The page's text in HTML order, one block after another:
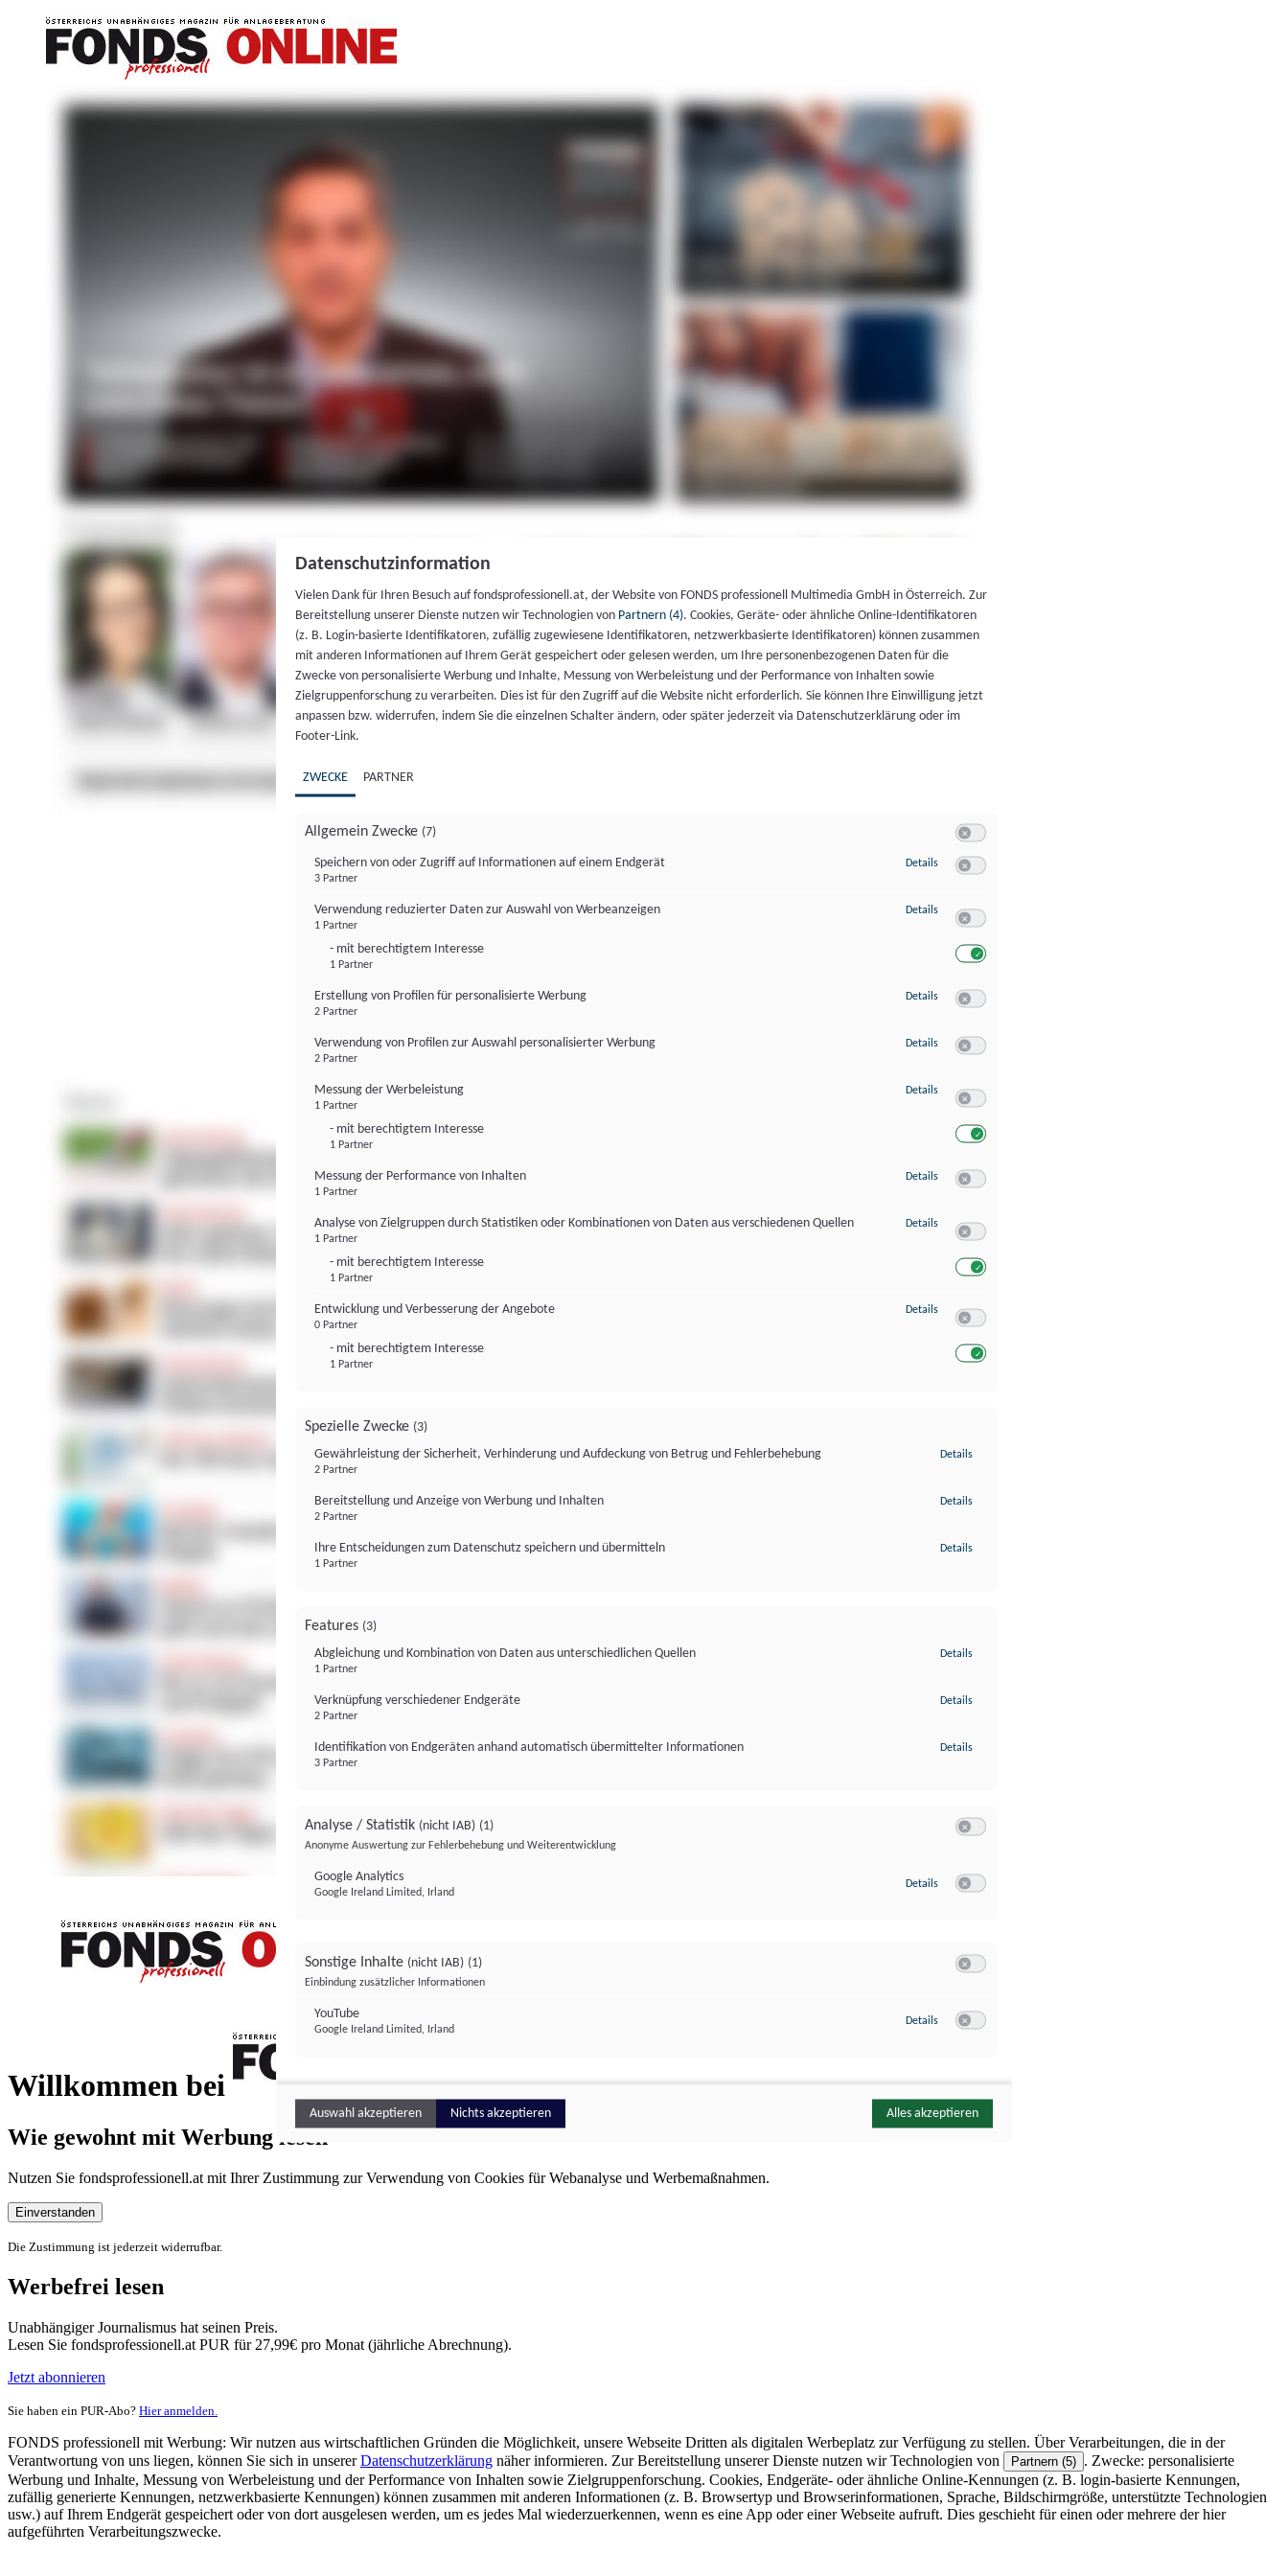
Willkommen bei
FONDS professionell
Wie gewohnt mit Werbung lesen
Nutzen Sie fondsprofessionell.at mit Ihrer Zustimmung zur Verwendung von Cookies für Webanalyse und Werbemaßnahmen.
Einverstanden
Die Zustimmung ist jederzeit widerrufbar.
Werbefrei lesen
Unabhängiger Journalismus hat seinen Preis.
Lesen Sie fondsprofessionell.at PUR für 27,99€ pro Monat (jährliche Abrechnung).
Jetzt abonnieren
Sie haben ein PUR-Abo? Hier anmelden.
FONDS professionell mit Werbung: Wir nutzen aus wirtschaftlichen Gründen die Möglichkeit, unsere Webseite Dritten als digitalen Werbeplatz zur Verfügung zu stellen. Über Verarbeitungen, die in der
Verantwortung von uns liegen, können Sie sich in unsererDatenschutzerklärung näher informieren. Zur Bereitstellung unserer Dienste nutzen wir Technologien von Partnern (5) . Zwecke: personalisierte
Werbung und Inhalte, Messung von Werbeleistung und der Performance von Inhalten sowie Zielgruppenforschung. Cookies, Endgeräte- oder ähnliche Online-Kennungen (z. B. login-basierte Kennungen,
zufällig generierte Kennungen, netzwerkbasierte Kennungen) können zusammen mit anderen Informationen (z. B. Browsertyp und Browserinformationen, Sprache, Bildschirmgröße, unterstützte Technologien
usw.) auf Ihrem Endgerät gespeichert oder von dort ausgelesen werden, um es jedes Mal wiederzuerkennen, wenn es eine App oder einer Webseite aufruft. Dies geschieht für einen oder mehrere der hier
aufgeführten Verarbeitungszwecke.
Datenschutzinformation
Vielen Dank für Ihren Besuch auf fondsprofessionell.at, der Website von FONDS professionell Multimedia GmbH in Österreich. Zur
Bereitstellung unserer Dienste nutzen wir Technologien von Partnern (4). Cookies, Geräte- oder ähnliche Online-Identifikatoren
(z. B. Login-basierte Identifikatoren, zufällig zugewiesene Identifikatoren, netzwerkbasierte Identifikatoren) können zusammen
mit anderen Informationen auf Ihrem Gerät gespeichert oder gelesen werden, um Ihre personenbezogenen Daten für die
Zwecke von personalisierte Werbung und Inhalte, Messung von Werbeleistung und der Performance von Inhalten sowie
Zielgruppenforschung zu verarbeiten. Dies ist für den Zugriff auf die Website nicht erforderlich. Sie können Ihre Einwilligung jetzt
anpassen bzw. widerrufen, indem Sie die einzelnen Schalter ändern, oder später jederzeit via Datenschutzerklärung oder im
Footer-Link.
ZWECKE PARTNER
Allgemein Zwecke (7)
Speichern von oder Zugriff auf Informationen auf einem Endgerät
3 Partner
Details zu Speichern von oder Zugriff auf Informationen auf einem Endgerät
Verwendung reduzierter Daten zur Auswahl von Werbeanzeigen
1 Partner
- mit berechtigtem Interesse
1 Partner
Details zu Verwendung reduzierter Daten zur Auswahl von Werbeanzeigen
Erstellung von Profilen für personalisierte Werbung
2 Partner
Details zu Erstellung von Profilen für personalisierte Werbung
Verwendung von Profilen zur Auswahl personalisierter Werbung
2 Partner
Details zu Verwendung von Profilen zur Auswahl personalisierter Werbung
Messung der Werbeleistung
1 Partner
- mit berechtigtem Interesse
1 Partner
Details zu Messung der Werbeleistung
Messung der Performance von Inhalten
1 Partner
Details zu Messung der Performance von Inhalten
Analyse von Zielgruppen durch Statistiken oder Kombinationen von Daten aus verschiedenen Quellen
1 Partner
- mit berechtigtem Interesse
1 Partner
Details zu Analyse von Zielgruppen durch Statistiken oder Kombinationen von
Entwicklung und Verbesserung der Angebote
0 Partner
- mit berechtigtem Interesse
1 Partner
Details zu Entwicklung und Verbesserung der Angebote
Spezielle Zwecke (3)
Gewährleistung der Sicherheit, Verhinderung und Aufdeckung von Betrug und Fehlerbehebung
2 Partner
Details
Bereitstellung und Anzeige von Werbung und Inhalten
2 Partner
Details
Ihre Entscheidungen zum Datenschutz speichern und übermitteln
1 Partner
Details
Features (3)
Abgleichung und Kombination von Daten aus unterschiedlichen Quellen
1 Partner
Details
Verknüpfung verschiedener Endgeräte
2 Partner
Details
Identifikation von Endgeräten anhand automatisch übermittelter Informationen
3 Partner
Details
Analyse / Statistik (nicht IAB) (1)
Anonyme Auswertung zur Fehlerbehebung und Weiterentwicklung
Google Analytics
Google Ireland Limited, Irland
Details zu Google Analytics
Sonstige Inhalte (nicht IAB) (1)
Einbindung zusätzlicher Informationen
YouTube
Google Ireland Limited, Irland
Details zu YouTube
Auswahl akzeptieren Nichts akzeptieren Alles akzeptieren